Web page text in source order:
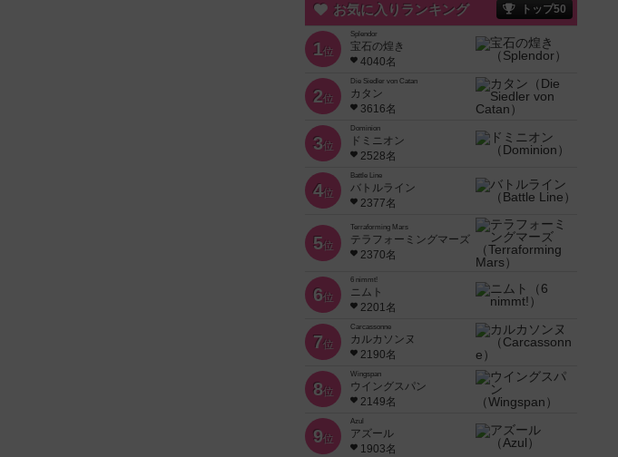
お気に入りランキング トップ50
1位
Splendor
宝石の煌き
4040名
2位
Die Siedler von Catan
カタン
3616名
3位
Dominion
ドミニオン
2528名
4位
Battle Line
バトルライン
2377名
5位
Terraforming Mars
テラフォーミングマーズ
2370名
6位
6 nimmt!
ニムト
2201名
7位
Carcassonne
カルカソンヌ
2190名
8位
Wingspan
ウイングスパン
2149名
9位
Azul
アズール
1903名